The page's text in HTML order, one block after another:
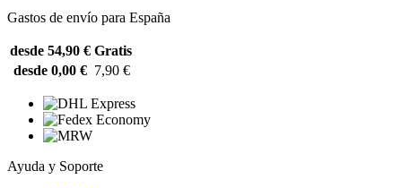
Gastos de envío para España
desde 54,90 € Gratis
desde 0,00 € 7,90 €
Ayuda y Soporte